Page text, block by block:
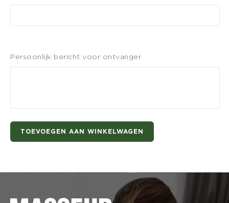
Persoonlijk bericht voor ontvanger
TOEVOEGEN AAN WINKELWAGEN